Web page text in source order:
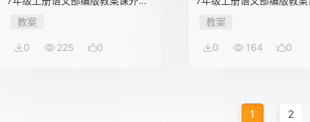
诗词诵读 《行军九日思长安故
园》02
教案
0 225 0
诗词诵读 《行军九日思长
园》03
教案
0 164 0
1 2